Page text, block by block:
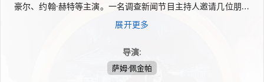
豪尔、约翰·赫特等主演。一名调查新闻节目主持人邀请几位朋友
到乡间共度周末，却被CIA告知，这些熟人正卷入一场威胁国家安
全的阴谋。原本轻松的聚会被疑云笼罩，友情、猜疑与政治危机交
德伦小说。
展开更多
导演:
萨姆·佩金帕